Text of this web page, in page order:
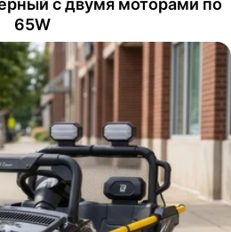
с двумя моторами по
65W